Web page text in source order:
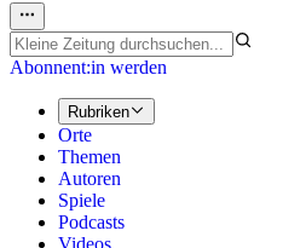
Abonnent:in werden
Rubriken
Orte
Themen
Autoren
Spiele
Podcasts
Videos